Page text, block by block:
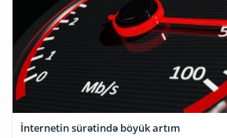
İnternetin sürətində böyük artım